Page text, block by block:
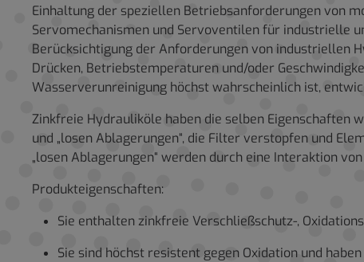
Einhaltung der speziellen Betriebsanforderungen von
Servomechanismen und Servoventilen für industrielle
Berücksichtigung der Anforderungen von industriellen
Drücken, Betriebstemperaturen und/oder
Wasserverunreinigung höchst wahrscheinlich ist,
Zinkfreie Hydrauliköle haben die selben Eigenschaften
und „losen Ablagerungen“, die Filter verstopfen und
„losen Ablagerungen“ werden durch eine Interaktion
Produkteigenschaften:
Sie enthalten zinkfreie Verschließschutz-,
Sie sind höchst resistent gegen Oxidation und